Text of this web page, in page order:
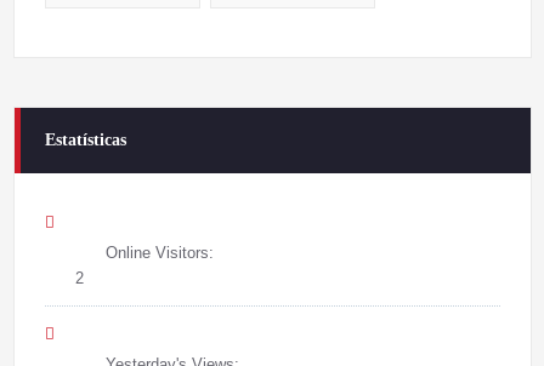
Estatísticas
Online Visitors:
2